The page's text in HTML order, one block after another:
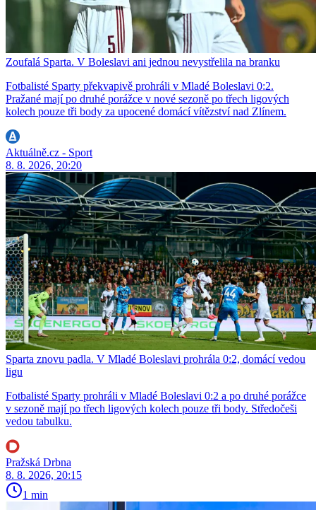
Zoufalá Sparta. V Boleslavi ani jednou nevystřelila na branku
Fotbalisté Sparty překvapivě prohráli v Mladé Boleslavi 0:2.
Pražané mají po druhé porážce v nové sezoně po třech ligových
kolech pouze tři body za upocené domácí vítězství nad Zlínem.
Aktuálně.cz - Sport
8. 8. 2026, 20:20
Sparta znovu padla. V Mladé Boleslavi prohrála 0:2, domácí vedou
ligu
Fotbalisté Sparty prohráli v Mladé Boleslavi 0:2 a po druhé porážce
v sezoně mají po třech ligových kolech pouze tři body. Středočeši
vedou tabulku.
Pražská Drbna
8. 8. 2026, 20:15
1 min